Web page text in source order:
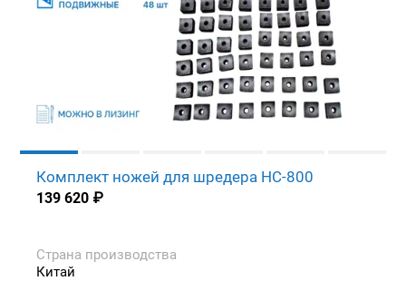
Комплект ножей для шредера HC-800
139 620 ₽
Страна производства
Китай